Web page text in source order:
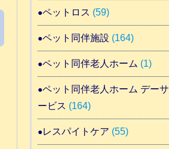
ペットロス (59)
ペット同伴施設 (164)
ペット同伴老人ホーム (1)
ペット同伴老人ホーム デーサ
ービス (164)
レスパイトケア (55)